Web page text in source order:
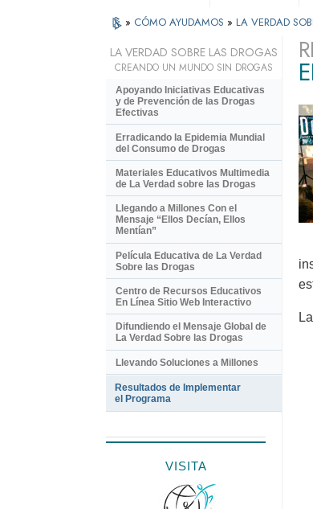
» CÓMO AYUDAMOS » LA VERDAD
LA VERDAD SOBRE LAS DROGAS
CREANDO UN MUNDO SIN DROGAS
Apoyando Iniciativas Educativas
y de Prevención de las Drogas
Efectivas
Erradicando la Epidemia Mundial
del Consumo de Drogas
Materiales Educativos Multimedia
de La Verdad sobre las Drogas
Llegando a Millones Con el
Mensaje “Ellos Decían, Ellos
Mentían”
Película Educativa de La Verdad
Sobre las Drogas
Centro de Recursos Educativos
En Línea Sitio Web Interactivo
Difundiendo el Mensaje Global de
La Verdad Sobre las Drogas
Llevando Soluciones a Millones
Resultados de Implementar
el Programa
VISITA